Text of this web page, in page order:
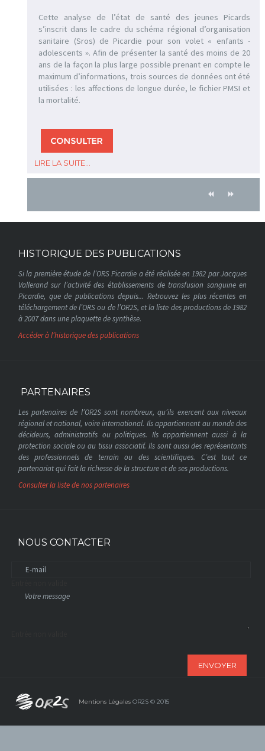
Cette analyse de l’état de santé des jeunes Picards
s’inscrit dans le cadre du schéma régional d’organisation
sanitaire (Sros) de Picardie pour son volet « enfants -
adolescents ». Afin de présenter la santé des moins de 20
ans de la façon la plus large possible prenant en compte le
maximum d’informations, trois sources de données ont été
utilisées : les affections de longue durée, le fichier PMSI et
la mortalité.
LIRE LA SUITE...
HISTORIQUE DES PUBLICATIONS
Si la première étude de l’ORS Picardie a été réalisée en 1982 par Jacques
Vallerand sur l’activité des établissements de transfusion sanguine en
Picardie, que de publications depuis... Retrouvez les plus récentes en
téléchargement de l’ORS ou de l’OR2S, et la liste des productions de 1982
à 2007 dans une plaquette de synthèse.
Accéder à l’historique des publications
PARTENAIRES
Les partenaires de l’OR2S sont nombreux, qu’ils exercent aux niveaux
régional et national, voire international. Ils appartiennent au monde des
décideurs, administratifs ou politiques. Ils appartiennent aussi à la
protection sociale ou au tissu associatif. Ils sont aussi des représentants
des professionnels de terrain ou des scientifiques. C’est tout ce
partenariat qui fait la richesse de la structure et de ses productions.
Consulter la liste de nos partenaires
NOUS CONTACTER
ENVOYER
Mentions Légales OR2S © 2015